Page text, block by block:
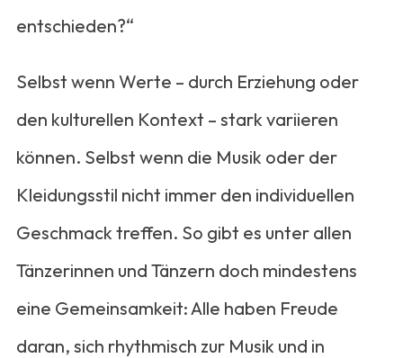
entschieden?“
Selbst wenn Werte – durch Erziehung oder
den kulturellen Kontext – stark variieren
können. Selbst wenn die Musik oder der
Kleidungsstil nicht immer den individuellen
Geschmack treffen. So gibt es unter allen
Tänzerinnen und Tänzern doch mindestens
eine Gemeinsamkeit: Alle haben Freude
daran, sich rhythmisch zur Musik und in